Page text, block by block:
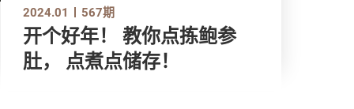
2024.01 567期
开个好年！ 教你点拣鲍参
肚， 点煮点储存！